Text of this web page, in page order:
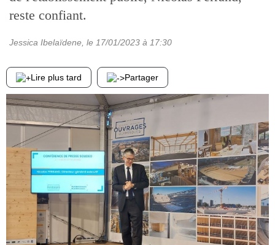
reste confiant.
Jessica Ibelaïdene , le 17/01/2023 à 17:30
Lire plus tard Partager